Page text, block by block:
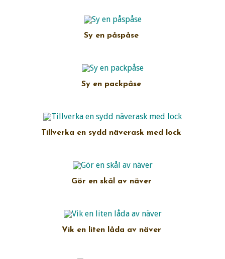
Sy en påspåse
Sy en packpåse
Tillverka en sydd näverask med lock
Gör en skål av näver
Vik en liten låda av näver